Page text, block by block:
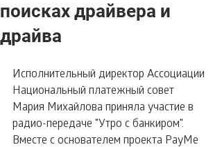
поисках драйвера и
драйва
Исполнительный директор Ассоциации
Национальный платежный совет
Мария Михайлова приняла участие в
радио-передаче "Утро с банкиром".
Вместе с основателем проекта PayMe